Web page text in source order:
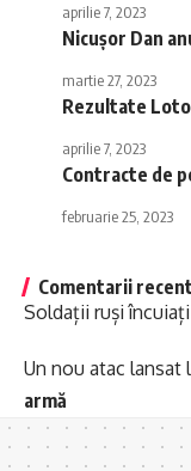
aprilie 7, 2023
Nicușor Dan
martie 27, 2023
Rezultate
aprilie 7, 2023
Contracte de
februarie 25, 2023
Comentarii
Soldații ruși
Un nou atac
armă